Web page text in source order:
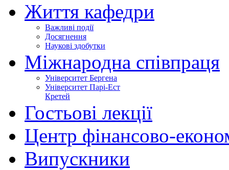
Життя кафедри
Важливі події
Досягнення
Наукові здобутки
Міжнародна співпраця
Університет Бергена
Університет Парі-Ест
Кретей
Гостьові лекції
Центр фінансово-
Випускники